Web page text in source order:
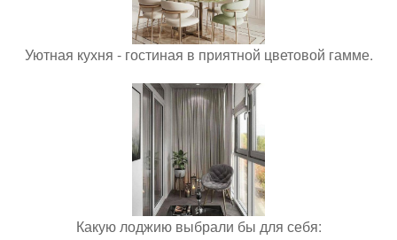
Уютная кухня - гостиная в приятной цветовой гамме.
Какую лоджию выбрали бы для себя: